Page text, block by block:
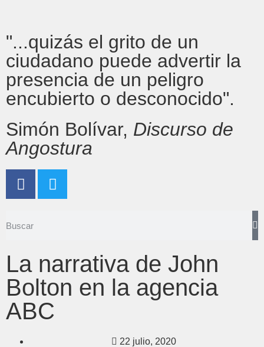
"...quizás el grito de un
ciudadano puede advertir la
presencia de un peligro
encubierto o desconocido".
Simón Bolívar, Discurso de
Angostura
La narrativa de John
Bolton en la agencia
ABC
22 julio, 2020